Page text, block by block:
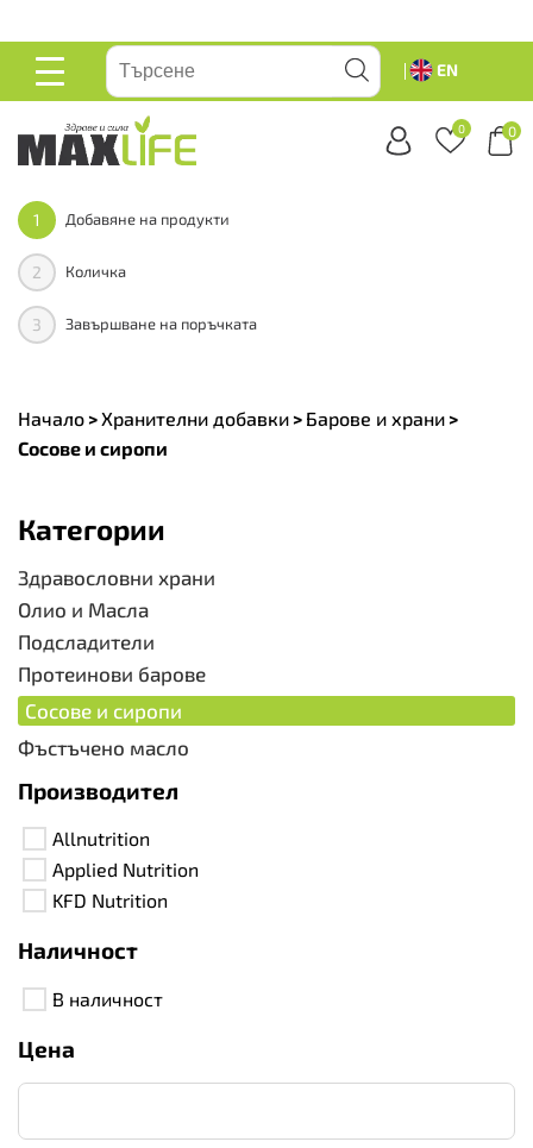
ОСНОВНО
EN
0 0
1 Добавяне на продукти
2 Количка
3 Завършване на поръчката
Начало >Хранителни добавки > Барове и храни >
Сосове и сиропи
Категории
Здравословни храни
Олио и Масла
Подсладители
Протеинови барове
Сосове и сиропи
Фъстъчено масло
Производител
Allnutrition
Applied Nutrition
KFD Nutrition
Наличност
В наличност
Цена